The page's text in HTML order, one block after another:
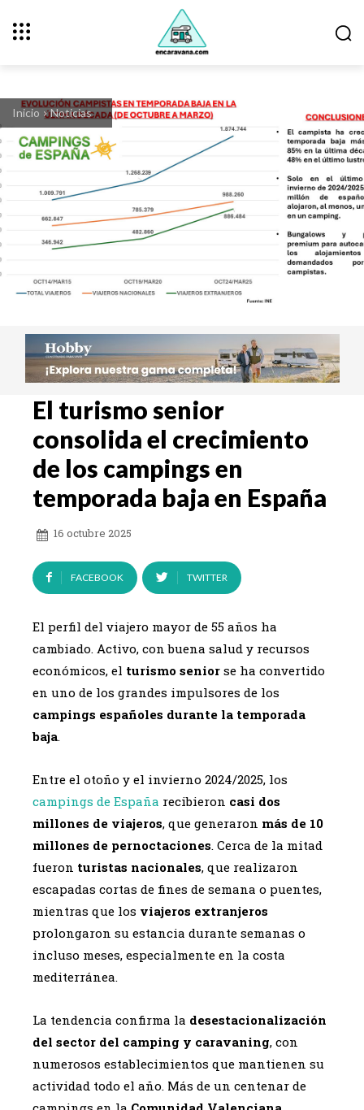
Inicio Noticias
El turismo senior
consolida el crecimiento
de los campings en
temporada baja en España
16 octubre 2025
FACEBOOK TWITTER
El perfil del viajero mayor de 55 años ha
cambiado. Activo, con buena salud y recursos
económicos, el turismo senior se ha convertido
en uno de los grandes impulsores de los
campings españoles durante la temporada
baja.
Entre el otoño y el invierno 2024/2025, los
campings de España recibieron casi dos
millones de viajeros, que generaron más de 10
millones de pernoctaciones. Cerca de la mitad
fueron turistas nacionales, que realizaron
escapadas cortas de fines de semana o puentes,
mientras que los viajeros extranjeros
prolongaron su estancia durante semanas o
incluso meses, especialmente en la costa
mediterránea.
La tendencia confirma la desestacionalización
del sector del camping y caravaning, con
numerosos establecimientos que mantienen su
actividad todo el año. Más de un centenar de